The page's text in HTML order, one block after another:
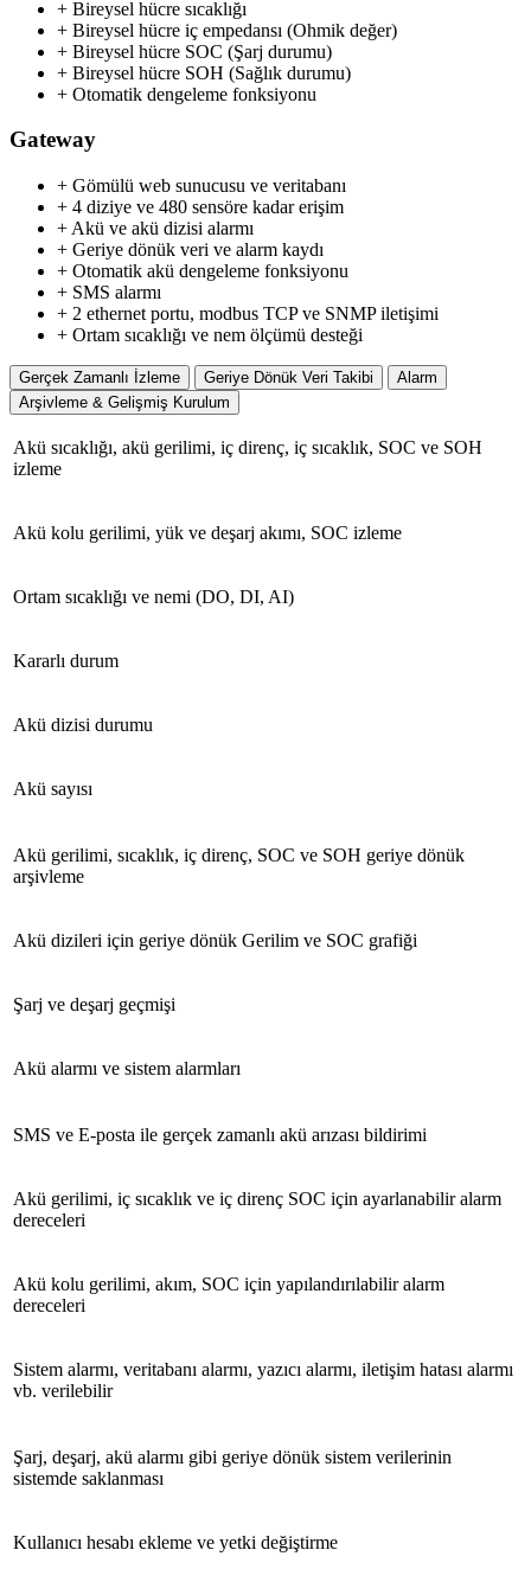
+ Bireysel hücre sıcaklığı
+ Bireysel hücre iç empedansı (Ohmik değer)
+ Bireysel hücre SOC (Şarj durumu)
+ Bireysel hücre SOH (Sağlık durumu)
+ Otomatik dengeleme fonksiyonu
Gateway
+ Gömülü web sunucusu ve veritabanı
+ 4 diziye ve 480 sensöre kadar erişim
+ Akü ve akü dizisi alarmı
+ Geriye dönük veri ve alarm kaydı
+ Otomatik akü dengeleme fonksiyonu
+ SMS alarmı
+ 2 ethernet portu, modbus TCP ve SNMP iletişimi
+ Ortam sıcaklığı ve nem ölçümü desteği
Gerçek Zamanlı İzleme Geriye Dönük Veri Takibi
Alarm
Arşivleme & Gelişmiş Kurulum
Akü sıcaklığı, akü gerilimi, iç direnç, iç sıcaklık, SOC ve SOH
izleme
Akü kolu gerilimi, yük ve deşarj akımı, SOC izleme
Ortam sıcaklığı ve nemi (DO, DI, AI)
Kararlı durum
Akü dizisi durumu
Akü sayısı
Akü gerilimi, sıcaklık, iç direnç, SOC ve SOH geriye dönük
arşivleme
Akü dizileri için geriye dönük Gerilim ve SOC grafiği
Şarj ve deşarj geçmişi
Akü alarmı ve sistem alarmları
SMS ve E-posta ile gerçek zamanlı akü arızası bildirimi
Akü gerilimi, iç sıcaklık ve iç direnç SOC için ayarlanabilir alarm
dereceleri
Akü kolu gerilimi, akım, SOC için yapılandırılabilir alarm
dereceleri
Sistem alarmı, veritabanı alarmı, yazıcı alarmı, iletişim hatası alarmı
vb. verilebilir
Şarj, deşarj, akü alarmı gibi geriye dönük sistem verilerinin
sistemde saklanması
Kullanıcı hesabı ekleme ve yetki değiştirme